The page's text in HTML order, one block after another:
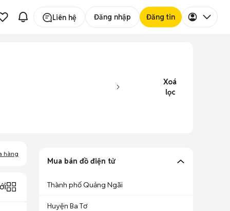
Liên hệ Đăng nhập Đăng tin
Xoá
lọc
hàng
Mua bán đồ điện tử
Thành phố Quảng Ngãi
Huyện Ba Tơ